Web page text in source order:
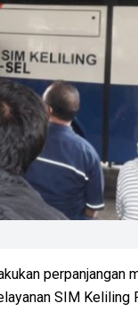
perpanjangan
SIM Keliling